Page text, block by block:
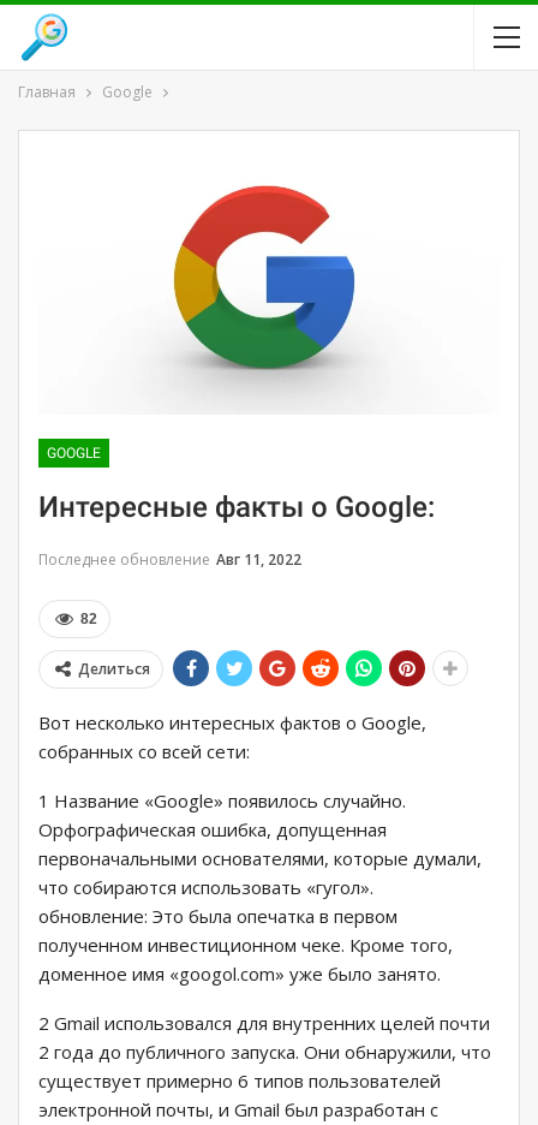
Главная Google
GOOGLE
Интересные факты о Google:
Последнее обновление Авг 11, 2022
82
Делиться
Вот несколько интересных фактов о Google,
собранных со всей сети:
1 Название «Google» появилось случайно.
Орфографическая ошибка, допущенная
первоначальными основателями, которые думали,
что собираются использовать «гугол».
обновление: Это была опечатка в первом
полученном инвестиционном чеке. Кроме того,
доменное имя «googol.com» уже было занято.
2 Gmail использовался для внутренних целей почти
2 года до публичного запуска. Они обнаружили, что
существует примерно 6 типов пользователей
электронной почты, и Gmail был разработан с